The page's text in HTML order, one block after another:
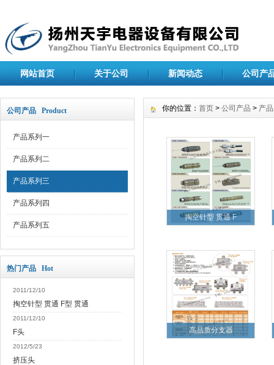
网站首页 关于公司 新闻动态 公司产
公司产品 Product
产品系列一
产品系列二
产品系列三
产品系列四
产品系列五
热门产品 Hot
2011/12/10
掏空针型 贯通 F型 贯通
2011/12/10
F头
2012/5/23
挤压头
你的位置： 首页 > 公司产品 > 产
掏空针型 贯通 F
高品质分支器